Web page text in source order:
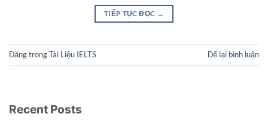
TIẾP TỤC ĐỌC →
Đăng trongTài Liệu IELTS Để lại bình luận
Recent Posts